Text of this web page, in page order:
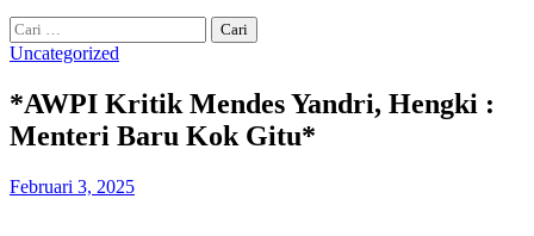
Cari
untuk:
Uncategorized
*AWPI Kritik Mendes Yandri, Hengki :
Menteri Baru Kok Gitu*
Februari 3, 2025